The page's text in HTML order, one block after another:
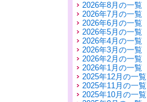
2026年8月の一覧
2026年7月の一覧
2026年6月の一覧
2026年5月の一覧
2026年4月の一覧
2026年3月の一覧
2026年2月の一覧
2026年1月の一覧
2025年12月の一覧
2025年11月の一覧
2025年10月の一覧